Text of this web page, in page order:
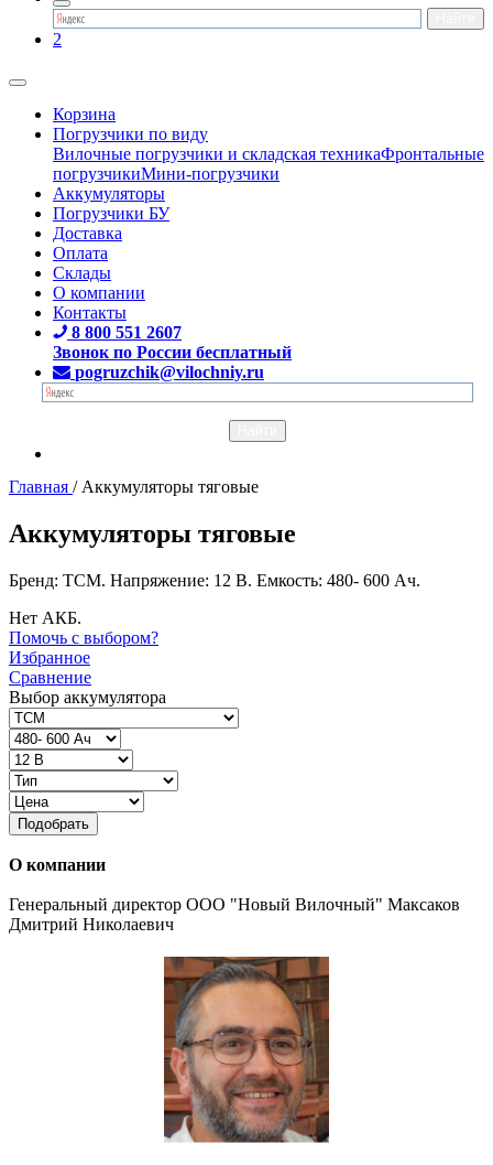
2
Корзина
Погрузчики по виду
Вилочные погрузчики и складская техникаФронтальные
погрузчикиМини-погрузчики
Аккумуляторы
Погрузчики БУ
Доставка
Оплата
Склады
О компании
Контакты
8 800 551 2607
Звонок по России бесплатный
pogruzchik@vilochniy.ru
Главная / Аккумуляторы тяговые
Аккумуляторы тяговые
Бренд: TCM. Напряжение: 12 В. Емкость: 480- 600 Ач.
Нет АКБ.
Помочь с выбором?
Избранное
Сравнение
Выбор аккумулятора
Подобрать
О компании
Генеральный директор ООО "Новый Вилочный" Максаков
Дмитрий Николаевич